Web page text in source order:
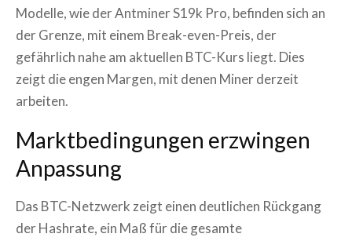
Modelle, wie der Antminer S19k Pro, befinden sich an
der Grenze, mit einem Break-even-Preis, der
gefährlich nahe am aktuellen BTC-Kurs liegt. Dies
zeigt die engen Margen, mit denen Miner derzeit
arbeiten.
Marktbedingungen erzwingen
Anpassung
Das BTC-Netzwerk zeigt einen deutlichen Rückgang
der Hashrate, ein Maß für die gesamte